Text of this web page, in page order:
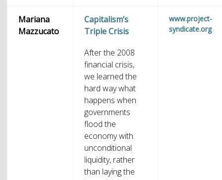
Mariana
Mazzucato
Capitalism’s
Triple Crisis
After the 2008
financial crisis,
we learned the
hard way what
happens when
governments
flood the
economy with
unconditional
liquidity, rather
than laying the
www.project-
syndicate.org